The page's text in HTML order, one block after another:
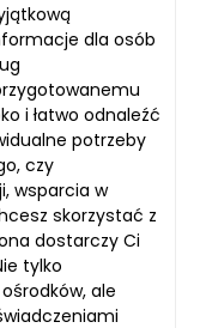
dla osób
i łatwo odnaleźć
potrzeby
czy
wsparcia w
skorzystać z
dostarczy Ci
tylko
ale